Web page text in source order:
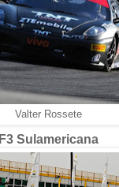
Valter Rossete
F3 Sulamericana